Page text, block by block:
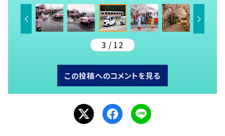
3 / 12
この投稿へのコメントを見る